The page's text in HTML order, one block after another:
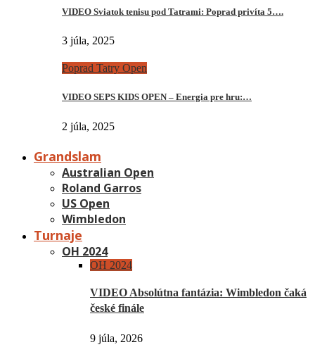
VIDEO Sviatok tenisu pod Tatrami: Poprad privíta 5….
3 júla, 2025
Poprad Tatry Open
VIDEO SEPS KIDS OPEN – Energia pre hru:…
2 júla, 2025
Grandslam
Australian Open
Roland Garros
US Open
Wimbledon
Turnaje
OH 2024
OH 2024
VIDEO Absolútna fantázia: Wimbledon čaká
české finále
9 júla, 2026